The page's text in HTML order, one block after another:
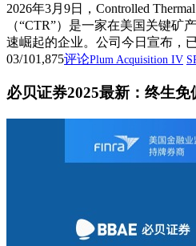
2026年3月9日，Controlled
（“CTR”）是一家在美国关键矿
速崛起的企业。公司今日宣布，
03/101,875评论Plum Acquisition IV
必贝证券2025最新：终生免